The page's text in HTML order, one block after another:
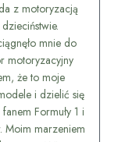
z motoryzacją
mnie do
motoryzacyjny
że to moje
i dzielić się
Formuły 1 i
Moim marzeniem